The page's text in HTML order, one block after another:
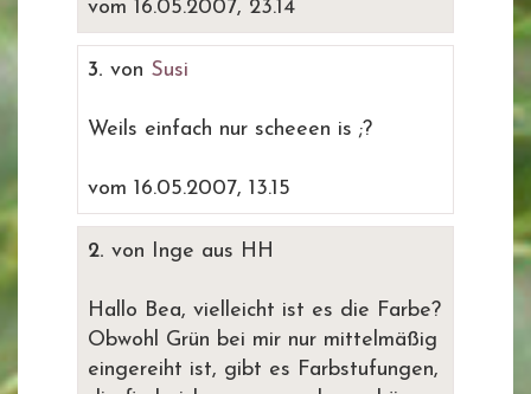
vom 16.05.2007, 23.14
3. von Susi
Weils einfach nur scheeen is ;?
vom 16.05.2007, 13.15
2. von Inge aus HH
Hallo Bea, vielleicht ist es die Farbe?
Obwohl Grün bei mir nur mittelmäßig
eingereiht ist, gibt es Farbstufungen,